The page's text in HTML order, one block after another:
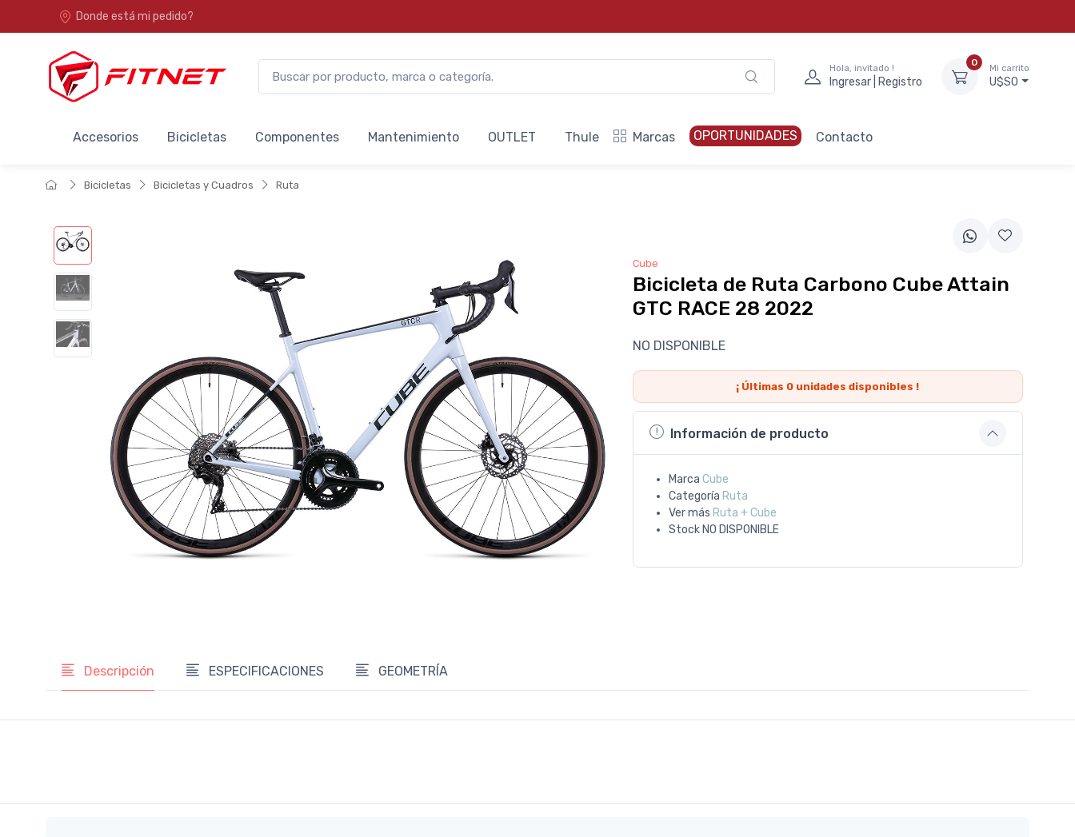
Donde está mi pedido?
Hola, invitado !
Ingresar | Registro
0
Mi carrito
U$S0
Accesorios Bicicletas Componentes Mantenimiento OUTLET Thule Marcas OPORTUNIDADES Contacto
Bicicletas Bicicletas y Cuadros Ruta
Cube
Bicicleta de Ruta Carbono Cube Attain
GTC RACE 28 2022
NO DISPONIBLE
¡ Últimas 0 unidades disponibles !
Información de producto
Marca Cube
Categoría Ruta
Ver más Ruta + Cube
Stock NO DISPONIBLE
Descripción ESPECIFICACIONES GEOMETRÍA